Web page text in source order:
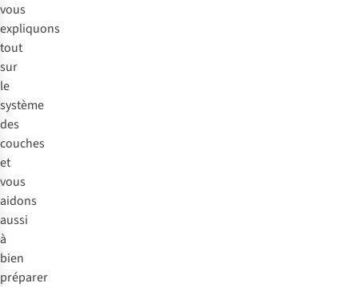
vous
expliquons
tout
sur
le
système
des
couches
et
vous
aidons
aussi
à
bien
préparer